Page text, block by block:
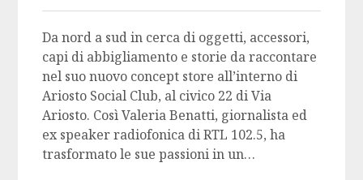
Da nord a sud in cerca di oggetti, accessori,
capi di abbigliamento e storie da raccontare
nel suo nuovo concept store all’interno di
Ariosto Social Club, al civico 22 di Via
Ariosto. Così Valeria Benatti, giornalista ed
ex speaker radiofonica di RTL 102.5, ha
trasformato le sue passioni in un…